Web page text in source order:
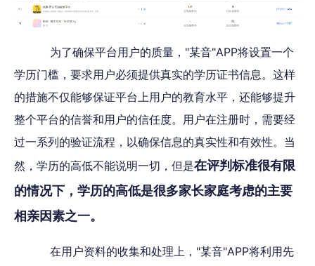
为了确保平台用户的质量，"某音"APP将设置一个
学历门槛，要求用户必须提供真实的学历证书信息。这样
的措施不仅能够保证平台上用户的教育水平，还能够提升
整个平台的信誉和用户的信任度。用户在注册时，需要经
过一系列的验证流程，以确保信息的真实性和有效性。当
然，学历的高低不能说明一切，但是在评判标准很有限
的情况下，学历的高低是很多家长家庭考虑的主要
相亲因素之一。
在用户资料的收集和处理上，"某音"APP将利用先